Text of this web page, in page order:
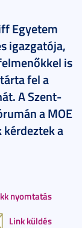
Egyetem
igazgatója,
is
fel a
A Szent-
a MOE
a
nyomtatás
Link küldés